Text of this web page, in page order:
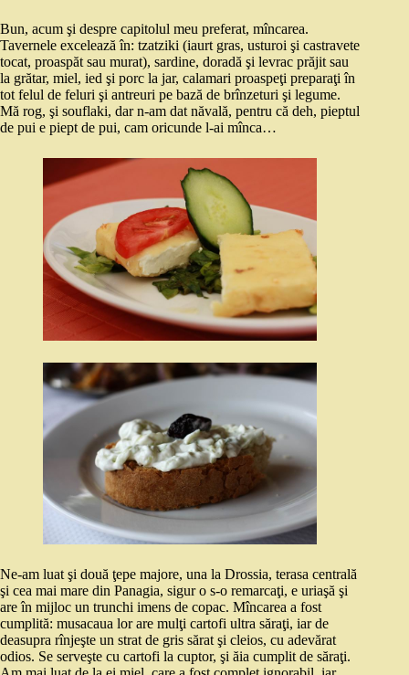
Bun, acum şi despre capitolul meu preferat, mîncarea.
Tavernele excelează în: tzatziki (iaurt gras, usturoi şi castravete
tocat, proaspăt sau murat), sardine, doradă şi levrac prăjit sau
la grătar, miel, ied şi porc la jar, calamari proaspeţi preparaţi în
tot felul de feluri şi antreuri pe bază de brînzeturi şi legume.
Mă rog, şi souflaki, dar n-am dat năvală, pentru că deh, pieptul
de pui e piept de pui, cam oricunde l-ai mînca…
Ne-am luat şi două ţepe majore, una la Drossia, terasa centrală
şi cea mai mare din Panagia, sigur o s-o remarcaţi, e uriaşă şi
are în mijloc un trunchi imens de copac. Mîncarea a fost
cumplită: musacaua lor are mulţi cartofi ultra săraţi, iar de
deasupra rînjeşte un strat de gris sărat şi cleios, cu adevărat
odios. Se serveşte cu cartofi la cuptor, şi ăia cumplit de săraţi.